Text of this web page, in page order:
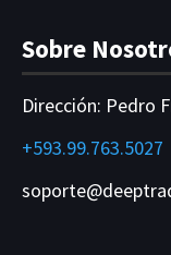
Sobre
Dirección: Pedro
+593.99.763.5027